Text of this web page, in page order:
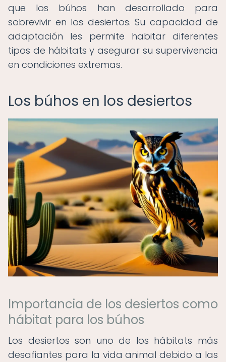
que los búhos han desarrollado para
sobrevivir en los desiertos. Su capacidad de
adaptación les permite habitar diferentes
tipos de hábitats y asegurar su supervivencia
en condiciones extremas.
Los búhos en los desiertos
Importancia de los desiertos como
hábitat para los búhos
Los desiertos son uno de los hábitats más
desafiantes para la vida animal debido a las